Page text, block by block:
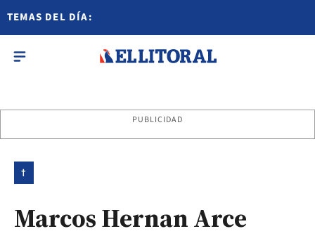
TEMAS DEL DÍA:
PUBLICIDAD
†
Marcos Hernan Arce